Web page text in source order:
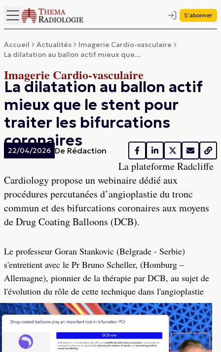
S'abonner
Accueil Actualités
Imagerie Cardio-vasculaire
La dilatation au ballon actif mieux que...
Imagerie Cardio-vasculaire
La dilatation au ballon actif
mieux que le stent pour
traiter les bifurcations
coronaires
22/04/2026 De Rédaction
La plateforme Radcliffe
Cardiology propose un webinaire dédié aux
procédures percutanées d’angioplastie du tronc
commun et des bifurcations coronaires aux moyens
de Drug Coating Balloons (DCB).
Le professeur Goran Stankovic (Belgrade - Serbie)
s'entretient avec le Pr Bruno Scheller, (Homburg –
Allemagne), pionnier de la thérapie par DCB, au sujet de
l'évolution du rôle de cette technique dans l'angioplastie